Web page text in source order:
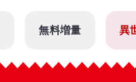
無料増量 異